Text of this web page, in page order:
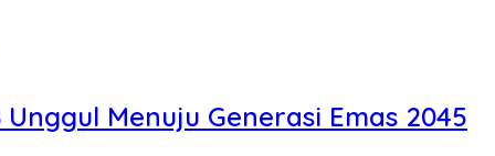
Menuju Generasi Emas 2045